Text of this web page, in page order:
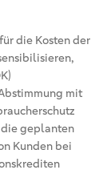
die Kosten der
mit
die geplanten
Kunden bei